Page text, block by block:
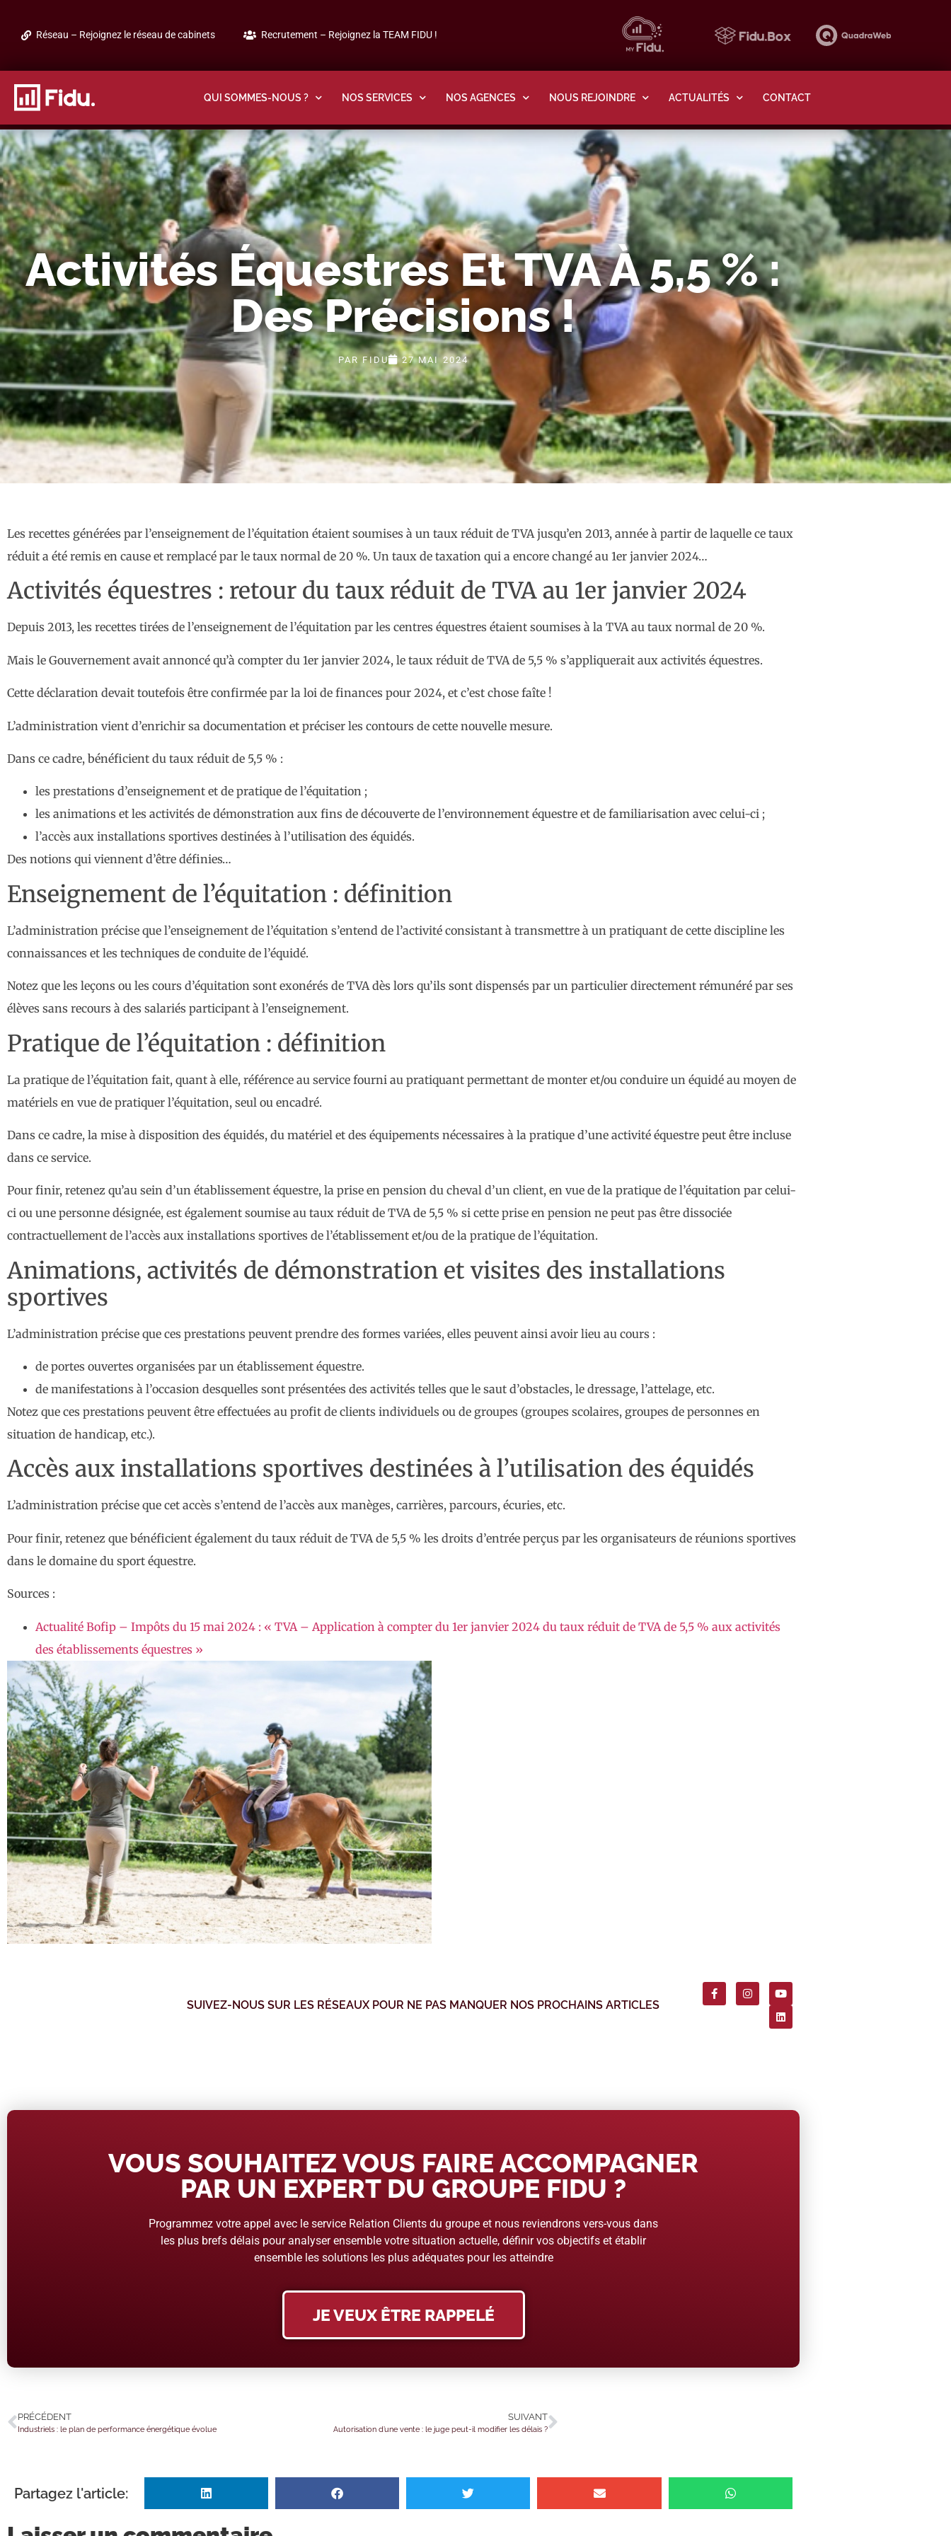
Réseau – Rejoignez le réseau de cabinets Recrutement – Rejoignez la TEAM FIDU !
QUI SOMMES-NOUS ? NOS SERVICES NOS AGENCES NOUS REJOINDRE ACTUALITÉS CONTACT
Activités Équestres Et TVA À 5,5 % :
Des Précisions !
PAR FIDU 27 MAI 2024
Les recettes générées par l’enseignement de l’équitation étaient soumises à un taux réduit de TVA jusqu’en 2013, année à partir de laquelle ce taux
réduit a été remis en cause et remplacé par le taux normal de 20 %. Un taux de taxation qui a encore changé au 1er janvier 2024…
Activités équestres : retour du taux réduit de TVA au 1er janvier 2024
Depuis 2013, les recettes tirées de l’enseignement de l’équitation par les centres équestres étaient soumises à la TVA au taux normal de 20 %.
Mais le Gouvernement avait annoncé qu’à compter du 1er janvier 2024, le taux réduit de TVA de 5,5 % s’appliquerait aux activités équestres.
Cette déclaration devait toutefois être confirmée par la loi de finances pour 2024, et c’est chose faîte !
L’administration vient d’enrichir sa documentation et préciser les contours de cette nouvelle mesure.
Dans ce cadre, bénéficient du taux réduit de 5,5 % :
les prestations d’enseignement et de pratique de l’équitation ;
les animations et les activités de démonstration aux fins de découverte de l’environnement équestre et de familiarisation avec celui-ci ;
l’accès aux installations sportives destinées à l’utilisation des équidés.
Des notions qui viennent d’être définies…
Enseignement de l’équitation : définition
L’administration précise que l’enseignement de l’équitation s’entend de l’activité consistant à transmettre à un pratiquant de cette discipline les
connaissances et les techniques de conduite de l’équidé.
Notez que les leçons ou les cours d’équitation sont exonérés de TVA dès lors qu’ils sont dispensés par un particulier directement rémunéré par ses
élèves sans recours à des salariés participant à l’enseignement.
Pratique de l’équitation : définition
La pratique de l’équitation fait, quant à elle, référence au service fourni au pratiquant permettant de monter et/ou conduire un équidé au moyen de
matériels en vue de pratiquer l’équitation, seul ou encadré.
Dans ce cadre, la mise à disposition des équidés, du matériel et des équipements nécessaires à la pratique d’une activité équestre peut être incluse
dans ce service.
Pour finir, retenez qu’au sein d’un établissement équestre, la prise en pension du cheval d’un client, en vue de la pratique de l’équitation par celui-
ci ou une personne désignée, est également soumise au taux réduit de TVA de 5,5 % si cette prise en pension ne peut pas être dissociée
contractuellement de l’accès aux installations sportives de l’établissement et/ou de la pratique de l’équitation.
Animations, activités de démonstration et visites des installations
sportives
L’administration précise que ces prestations peuvent prendre des formes variées, elles peuvent ainsi avoir lieu au cours :
de portes ouvertes organisées par un établissement équestre.
de manifestations à l’occasion desquelles sont présentées des activités telles que le saut d’obstacles, le dressage, l’attelage, etc.
Notez que ces prestations peuvent être effectuées au profit de clients individuels ou de groupes (groupes scolaires, groupes de personnes en
situation de handicap, etc.).
Accès aux installations sportives destinées à l’utilisation des équidés
L’administration précise que cet accès s’entend de l’accès aux manèges, carrières, parcours, écuries, etc.
Pour finir, retenez que bénéficient également du taux réduit de TVA de 5,5 % les droits d’entrée perçus par les organisateurs de réunions sportives
dans le domaine du sport équestre.
Sources :
Actualité Bofip – Impôts du 15 mai 2024 : « TVA – Application à compter du 1er janvier 2024 du taux réduit de TVA de 5,5 % aux activités
des établissements équestres »
SUIVEZ-NOUS SUR LES RÉSEAUX POUR NE PAS MANQUER NOS PROCHAINS ARTICLES
VOUS SOUHAITEZ VOUS FAIRE ACCOMPAGNER
PAR UN EXPERT DU GROUPE FIDU ?
Programmez votre appel avec le service Relation Clients du groupe et nous reviendrons vers-vous dans
les plus brefs délais pour analyser ensemble votre situation actuelle, définir vos objectifs et établir
ensemble les solutions les plus adéquates pour les atteindre
JE VEUX ÊTRE RAPPELÉ
PRÉCÉDENT
Industriels : le plan de performance énergétique évolue
SUIVANT
Autorisation d’une vente : le juge peut-il modifier les délais ?
Partagez l'article: